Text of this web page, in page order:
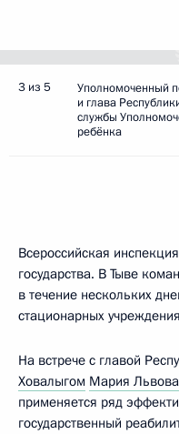
3 из 5
Уполномоченный
и глава
службы
ребёнка
Всероссийская
государства. В Тыве
в течение нескольких
стационарных
На встрече с главой
Ховалыгом Мария
применяется ряд
государственный